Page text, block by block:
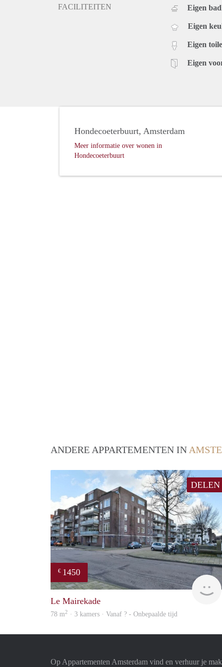
FACILITEITEN Eigen
Eigen
Eigen
Eigen
Hondecoeterbuurt, Amsterdam
Meer informatie over wonen in
Hondecoeterbuurt
ANDERE APPARTEMENTEN IN
DELEN
€ 1450
Le Mairekade
78 m2 · 3 kamers · Vanaf ? - Onbepaalde tijd
Op Appartementen Amsterdam vind en verhuur je